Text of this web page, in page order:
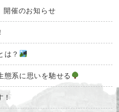
開催のお知らせ
は？
態系に思いを馳せる
！